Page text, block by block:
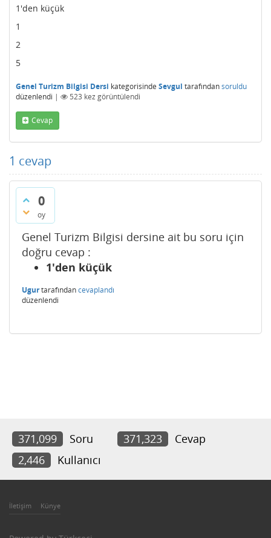
1'den küçük
1
2
5
Genel Turizm Bilgisi Dersi kategorisinde Sevgul tarafındansoruldu
düzenlendi | 523 kez görüntülendi
Cevap
1 cevap
0
oy
Genel Turizm Bilgisi dersine ait bu soru için
doğru cevap :
1'den küçük
Ugurtarafındancevaplandı
düzenlendi
371,099 Soru 371,323
Cevap
2,446
Kullanıcı
İletişim Künye